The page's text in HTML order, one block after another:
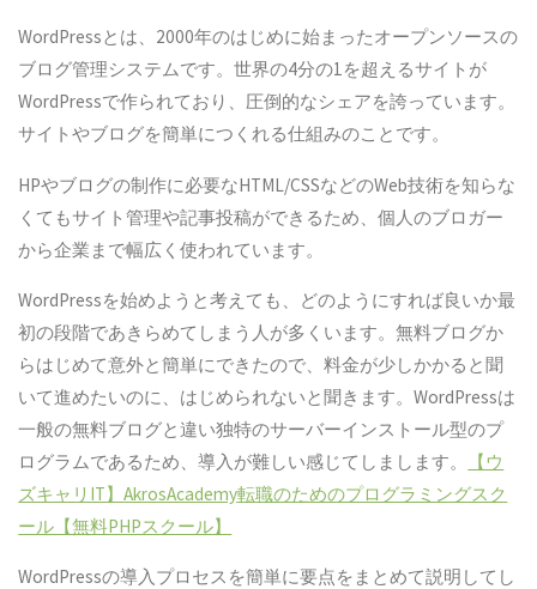
WordPressとは、2000年のはじめに始まったオープンソースの
ブログ管理システムです。世界の4分の1を超えるサイトが
WordPressで作られており、圧倒的なシェアを誇っています。
サイトやブログを簡単につくれる仕組みのことです。
HPやブログの制作に必要なHTML/CSSなどのWeb技術を知らな
くてもサイト管理や記事投稿ができるため、個人のブロガー
から企業まで幅広く使われています。
WordPressを始めようと考えても、どのようにすれば良いか最
初の段階であきらめてしまう人が多くいます。無料ブログか
らはじめて意外と簡単にできたので、料金が少しかかると聞
いて進めたいのに、はじめられないと聞きます。WordPressは
一般の無料ブログと違い独特のサーバーインストール型のプ
ログラムであるため、導入が難しい感じてしまします。
【ウ
ズキャリIT】AkrosAcademy転職のためのプログラミングスク
ール【無料PHPスクール】
WordPressの導入プロセスを簡単に要点をまとめて説明してし